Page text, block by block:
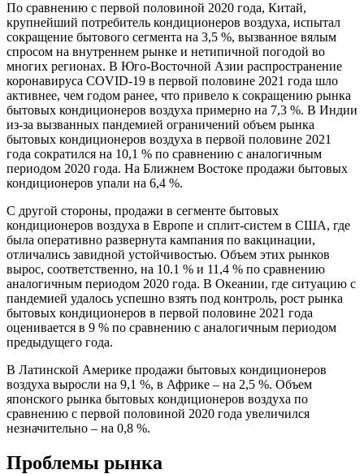
По сравнению с первой половиной 2020 года, Китай,
крупнейший потребитель кондиционеров воздуха, испытал
сокращение бытового сегмента на 3,5 %, вызванное вялым
спросом на внутреннем рынке и нетипичной погодой во
многих регионах. В Юго-Восточной Азии распространение
коронавируса COVID-19 в первой половине 2021 года шло
активнее, чем годом ранее, что привело к сокращению рынка
бытовых кондиционеров воздуха примерно на 7,3 %. В Индии
из-за вызванных пандемией ограничений объем рынка
бытовых кондиционеров воздуха в первой половине 2021
года сократился на 10,1 % по сравнению с аналогичным
периодом 2020 года. На Ближнем Востоке продажи бытовых
кондиционеров упали на 6,4 %.
С другой стороны, продажи в сегменте бытовых
кондиционеров воздуха в Европе и сплит-систем в США, где
была оперативно развернута кампания по вакцинации,
отличались завидной устойчивостью. Объем этих рынков
вырос, соответственно, на 10.1 % и 11,4 % по сравнению
аналогичным периодом 2020 года. В Океании, где ситуацию с
пандемией удалось успешно взять под контроль, рост рынка
бытовых кондиционеров в первой половине 2021 года
оценивается в 9 % по сравнению с аналогичным периодом
предыдущего года.
В Латинской Америке продажи бытовых кондиционеров
воздуха выросли на 9,1 %, в Африке – на 2,5 %. Объем
японского рынка бытовых кондиционеров воздуха по
сравнению с первой половиной 2020 года увеличился
незначительно – на 0,8 %.
Проблемы рынка